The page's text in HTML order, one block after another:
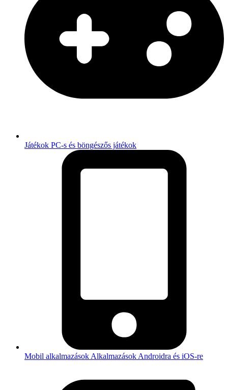
Játékok PC-s és böngészős játékok
Mobil alkalmazások Alkalmazások Androidra és iOS-re